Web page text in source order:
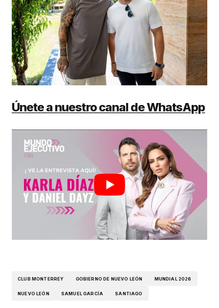
Únete a nuestro canal de WhatsApp
CLUB MONTERREY GOBIERNO DE NUEVO LEÓN MUNDIAL 2026
NUEVO LEÓN SAMUEL GARCÍA SANTIAGO